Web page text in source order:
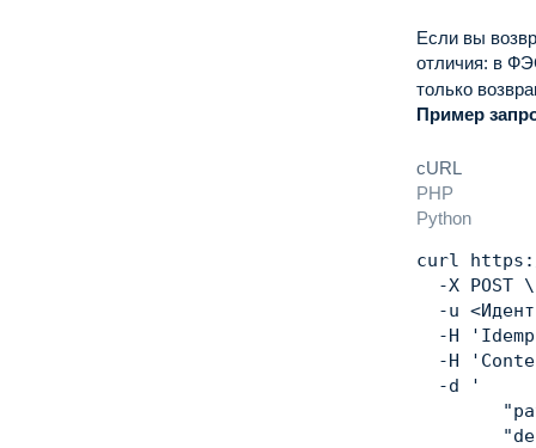
Если вы
отличия: в
только
Пример
cURL
PHP
Python
curl
  -X POST
\
  -u
<
  -H
  -H
  -d
'